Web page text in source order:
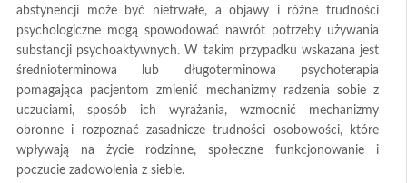
abstynencji może być nietrwałe, a objawy i różne trudności
psychologiczne mogą spowodować nawrót potrzeby używania
substancji psychoaktywnych. W takim przypadku wskazana jest
średnioterminowa lub długoterminowa psychoterapia
pomagająca pacjentom zmienić mechanizmy radzenia sobie z
uczuciami, sposób ich wyrażania, wzmocnić mechanizmy
obronne i rozpoznać zasadnicze trudności osobowości, które
wpływają na życie rodzinne, społeczne funkcjonowanie i
poczucie zadowolenia z siebie.